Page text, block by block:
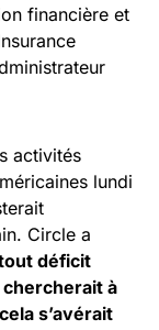
financière et
activités
lundi
Circle a
déficit
chercherait à
s’avérait